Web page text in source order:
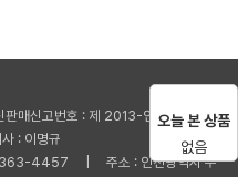
신고번호 : 제 2013-인천부평-001
: 이명규
4457 | 주소 : 인천광역시 부
오늘 본 상품
없음